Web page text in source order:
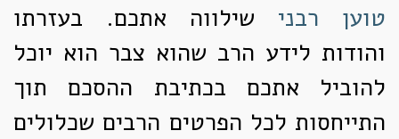
טוען רבני שילווה אתכם. בעזרתו
והודות לידע הרב שהוא צבר הוא יוכל
להוביל אתכם בכתיבת ההסכם תוך
התייחסות לכל הפרטים הרבים שכלולים